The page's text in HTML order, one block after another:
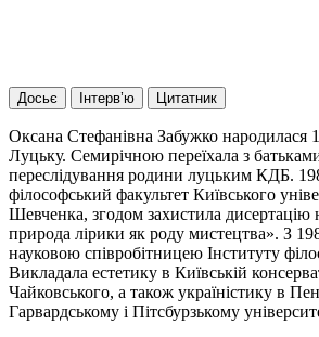
Досьє Інтерв’ю Цитатник
Оксана Стефанівна Забужко народилася
Луцьку. Cемирічною переїхала з
переслідування родини луцьким КДБ.
філософський факультет Київського
Шевченка, згодом захистила дисертацію
природа лірики як роду мистецтва». З
науковою співробітницею Інституту
Викладала естетику в Київській
Чайковського, а також україністику в
Гарвардському і Пітсбурзькому